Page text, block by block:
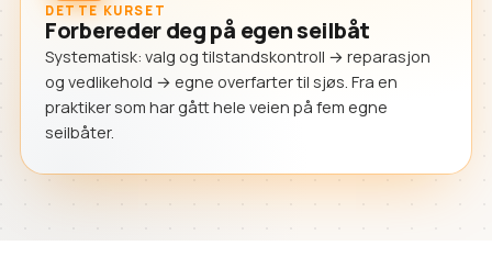
DETTE KURSET
Forbereder deg på egen seilbåt
Systematisk: valg og tilstandskontroll → reparasjon
og vedlikehold → egne overfarter til sjøs. Fra en
praktiker som har gått hele veien på fem egne
seilbåter.